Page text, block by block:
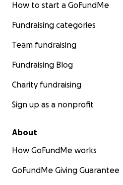
How to start a GoFundMe
Fundraising categories
Team fundraising
Fundraising Blog
Charity fundraising
Sign up as a nonprofit
About
How GoFundMe works
GoFundMe Giving Guarantee